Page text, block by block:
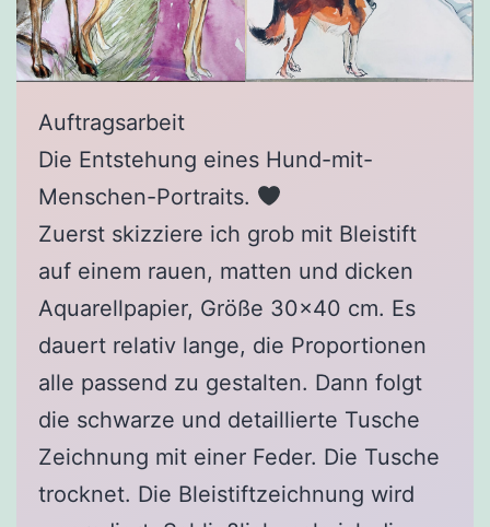
Auftragsarbeit
Die Entstehung eines Hund-mit-
Menschen-Portraits.
Zuerst skizziere ich grob mit Bleistift
auf einem rauen, matten und dicken
Aquarellpapier, Größe 30×40 cm. Es
dauert relativ lange, die Proportionen
alle passend zu gestalten. Dann folgt
die schwarze und detaillierte Tusche
Zeichnung mit einer Feder. Die Tusche
trocknet. Die Bleistiftzeichnung wird